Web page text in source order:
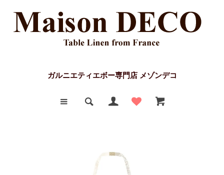
ガルニエティエボー専門店 メゾンデコ